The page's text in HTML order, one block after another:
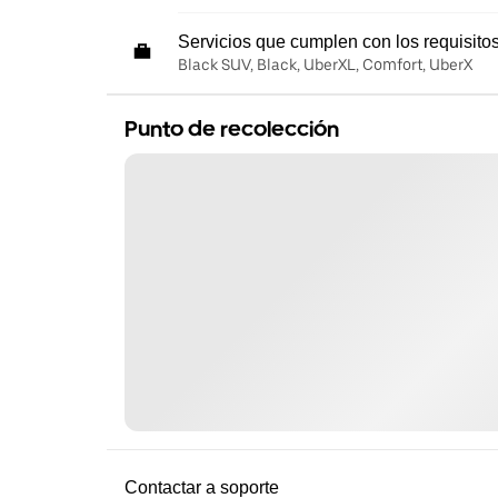
Servicios que cumplen con los
Black SUV, Black, UberXL, Comfort, UberX
Punto de recolección
Contactar a soporte